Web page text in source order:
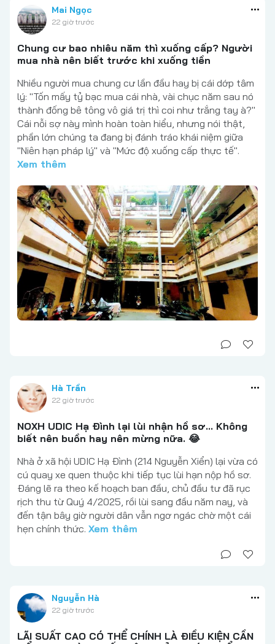
Mai Ngọc
22 giờ trước
Chung cư bao nhiêu năm thì xuống cấp? Người
mua nhà nên biết trước khi xuống tiền
Nhiều người mua chung cư lần đầu hay bị cái dớp tâm
lý: "Tốn mấy tỷ bạc mua cái nhà, vài chục năm sau nó
thành đống bê tông vô giá trị thì coi như trắng tay à?"
Cái nỗi sợ này mình hoàn toàn hiểu, nhưng nói thật,
phần lớn chúng ta đang bị đánh tráo khái niệm giữa
"Niên hạn pháp lý" và "Mức độ xuống cấp thực tế".
Xem thêm
Hà Trần
22 giờ trước
NOXH UDIC Hạ Đình lại lùi nhận hồ sơ... Không
biết nên buồn hay nên mừng nữa. 😂
Nhà ở xã hội UDIC Hạ Đình (214 Nguyễn Xiển) lại vừa có
cú quay xe quen thuộc khi tiếp tục lùi hạn nộp hồ sơ.
Đáng lẽ ra theo kế hoạch ban đầu, chủ đầu tư đã rục
rịch thu từ Quý 4/2025, rồi lùi sang đầu năm nay, và
đến tận bây giờ người dân vẫn ngơ ngác chờ một cái
hẹn chính thức. Xem thêm
Nguyễn Hà
22 giờ trước
LÃI SUẤT CAO CÓ THỂ CHÍNH LÀ ĐIỀU KIỆN CẦN